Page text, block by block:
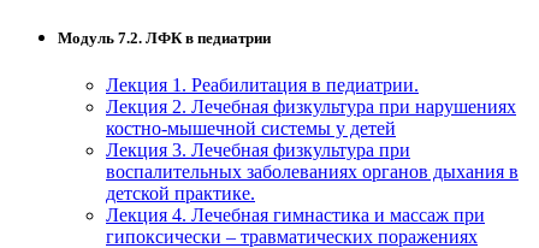
Модуль 7.2. ЛФК в педиатрии
Лекция 1. Реабилитация в педиатрии.
Лекция 2. Лечебная физкультура при нарушениях
костно-мышечной системы у детей
Лекция 3. Лечебная физкультура при
воспалительных заболеваниях органов дыхания в
детской практике.
Лекция 4. Лечебная гимнастика и массаж при
гипоксически – травматических поражениях